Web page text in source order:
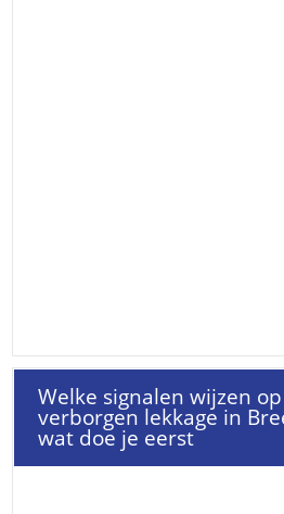
Welke signalen wijzen
verborgen lekkage in
wat doe je eerst